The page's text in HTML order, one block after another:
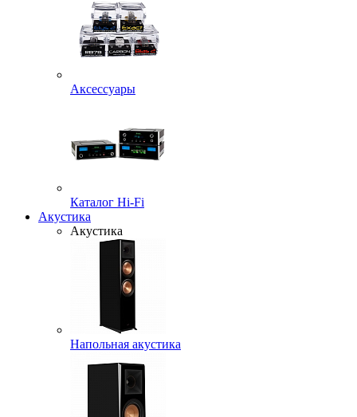
Аксессуары
Каталог Hi-Fi
Акустика
Акустика
Напольная акустика